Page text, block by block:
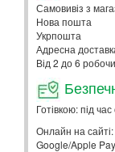
Самовивіз з
Нова пошта
Укрпошта
Адресна
Від 2 до 6
Готівкою: під
Онлайн на сайті:
Google/Apple Pay